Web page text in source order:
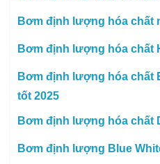
Bơm định lượng hóa chất
Bơm định lượng hóa chất
Bơm định lượng hóa chất
tốt 2025
Bơm định lượng hóa chất
Bơm định lượng Blue